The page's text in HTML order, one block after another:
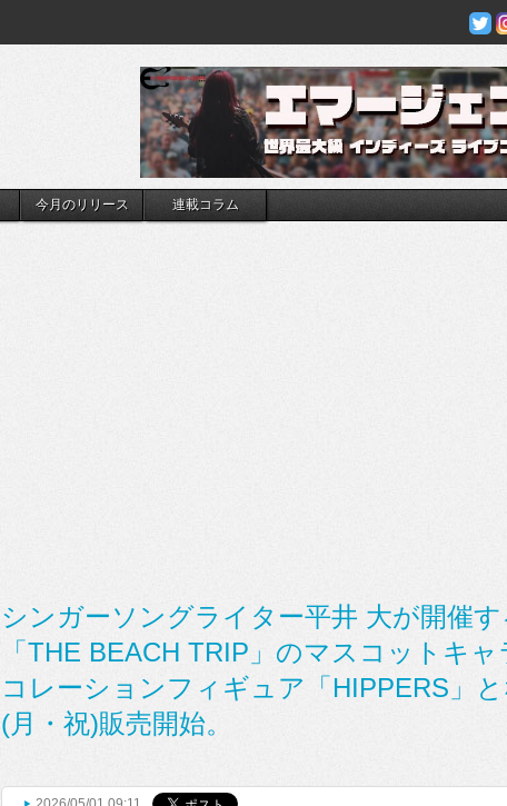
今月のリリース 連載コラム
シンガーソングライター平井 大が開催
「THE BEACH TRIP」のマスコットキ
コレーションフィギュア「HIPPERS」
(月・祝)販売開始。